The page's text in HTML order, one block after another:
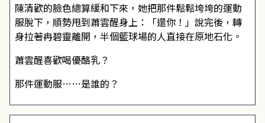
陳清歡的臉色總算緩和下來，她把那件鬆鬆垮垮的運動
服脫下，順勢甩到蕭雲醒身上：「還你！」說完後，轉
身拉著冉碧靈離開，半個籃球場的人直接在原地石化。
蕭雲醒喜歡喝優酪乳？
那件運動服……是誰的？